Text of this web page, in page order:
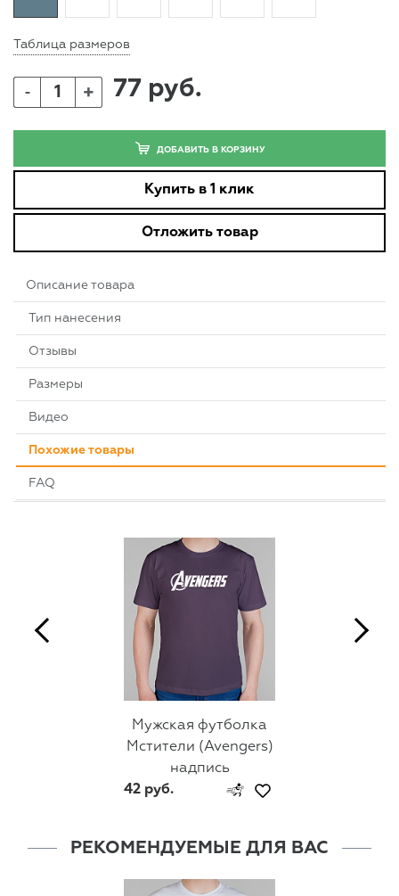
Таблица размеров
- + 77 руб.
ДОБАВИТЬ В КОРЗИНУ
Купить в 1 клик
Отложить товар
Описание товара
Тип нанесения
Отзывы
Размеры
Видео
Похожие товары
FAQ
Мужская футболка
Мстители (Avengers)
надпись
42 руб.
РЕКОМЕНДУЕМЫЕ ДЛЯ ВАС